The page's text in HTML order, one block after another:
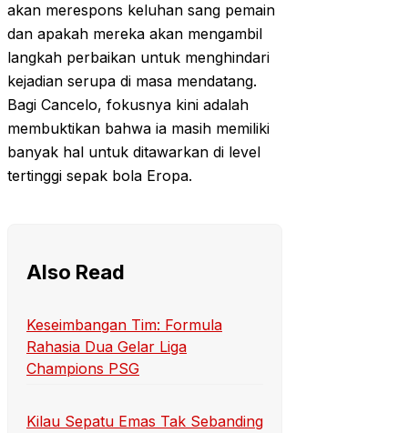
akan merespons keluhan sang pemain
dan apakah mereka akan mengambil
langkah perbaikan untuk menghindari
kejadian serupa di masa mendatang.
Bagi Cancelo, fokusnya kini adalah
membuktikan bahwa ia masih memiliki
banyak hal untuk ditawarkan di level
tertinggi sepak bola Eropa.
Also Read
Keseimbangan Tim: Formula
Rahasia Dua Gelar Liga
Champions PSG
Kilau Sepatu Emas Tak Sebanding